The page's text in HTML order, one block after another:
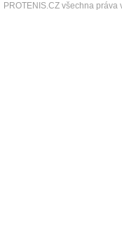
PROTENIS.CZ všechna práva